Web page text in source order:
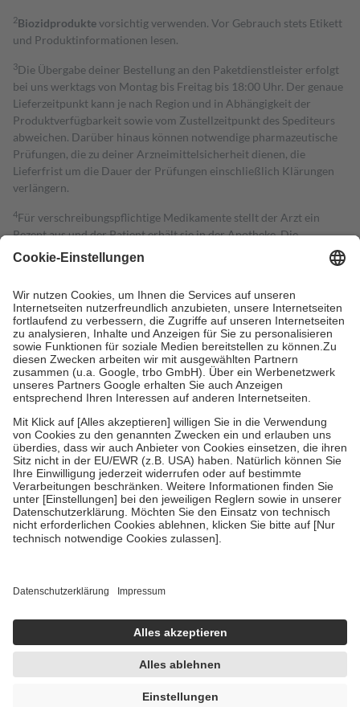
2Biozidproduktevorsichtig verwenden. Vor Gebrauch stets Etikett
und Produktinformationen lesen.
3Die Übergabe deiner Bestellung an den Paketdienstleister erfolgt
bei uns werktags von Montag bis Freitag bis 18:00 Uhr. Der genaue
Lieferzeitpunkt kann je nach Region und in Abhängigkeit der
Produktverfügbarkeit sowie vom Zustellzeitpunkt des Spediteurs
abweichen. Darüber hinaus können notwendige pharmazeutische
Prüfungen, die zu deiner Arzneimittelsicherheit dienen, die
Lieferfrist um die Dauer der Prüfungen einschließlich Klärungen
verlängern.
4Für verschreibungspflichtige Medikamente stellt der Arzt ein
Rezept aus und der Patient erhält sie in der Apotheke. Die
gesetzliche Krankenversicherung übernimmt in der Regel die
Kosten dafür, der Versicherte trägt einen Teil davon als Zuzahlung
Grundsätzlich leisten Mitglieder Zuzahlungen in Höhe von zehn
Prozent des Abgabepreises,mindestens jedochfünf Euround
höchstens zehn Euro.Es sind jedoch nie mehr als die tatsächlichen
Kosten der Leistung zu entrichten.
Diese Regeln gelten grundsätzlich auch für Online-Apotheken.
Bei Heilmitteln und häuslicher Krankenpflege beträgt die
Zuzahlung zehn Prozent der Kosten sowie zehn Euro je
Verordnung.
Um das Engagement der Versicherten für ihre eigene Gesundheit zu
stärken und die besondere Stellung der Familie zu unterstützen,
fallenkeine Zuzahlungenan bei:
• Kindern und Jugendlichen bis zum vollendeten 18. Lebensjahr
mit Ausnahme der Fahrkosten
• Untersuchungen zur Vorsorge und Früherkennung, die von der
GKV getragen werden
Einholung von Bewertungen. Trusted Shops hat Maßnahmen
getroffen, um sicherzustellen, dass es sich um echte Bewertungen
handelt. Mehr Informationen findest du hier:
https://help.etrusted.com/hc/de/articles/4419944605341